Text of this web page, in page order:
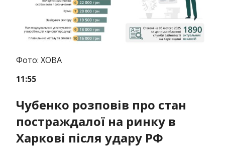
Фото: ХОВА
11:55
Чубенко розповів про стан
постраждалої на ринку в
Харкові після удару РФ